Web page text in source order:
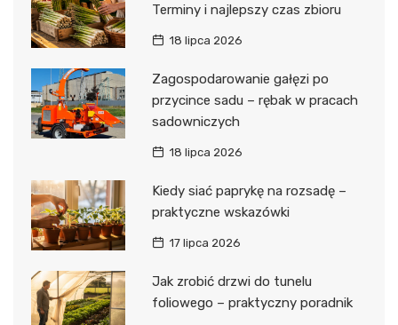
Terminy i najlepszy czas zbioru
18 lipca 2026
Zagospodarowanie gałęzi po
przycince sadu – rębak w pracach
sadowniczych
18 lipca 2026
Kiedy siać paprykę na rozsadę –
praktyczne wskazówki
17 lipca 2026
Jak zrobić drzwi do tunelu
foliowego – praktyczny poradnik